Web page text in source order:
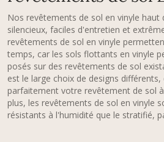
Nos revêtements de sol en vinyle haut
silencieux, faciles d'entretien et
revêtements de sol en vinyle
temps, car les sols flottants en vinyle
posés sur des revêtements de sol
est le large choix de designs
parfaitement votre revêtement de sol
plus, les revêtements de sol en vinyle
résistants à l'humidité que le stratifié,